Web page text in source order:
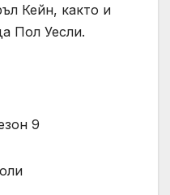
Кейн, както и
Пол Уесли.
9